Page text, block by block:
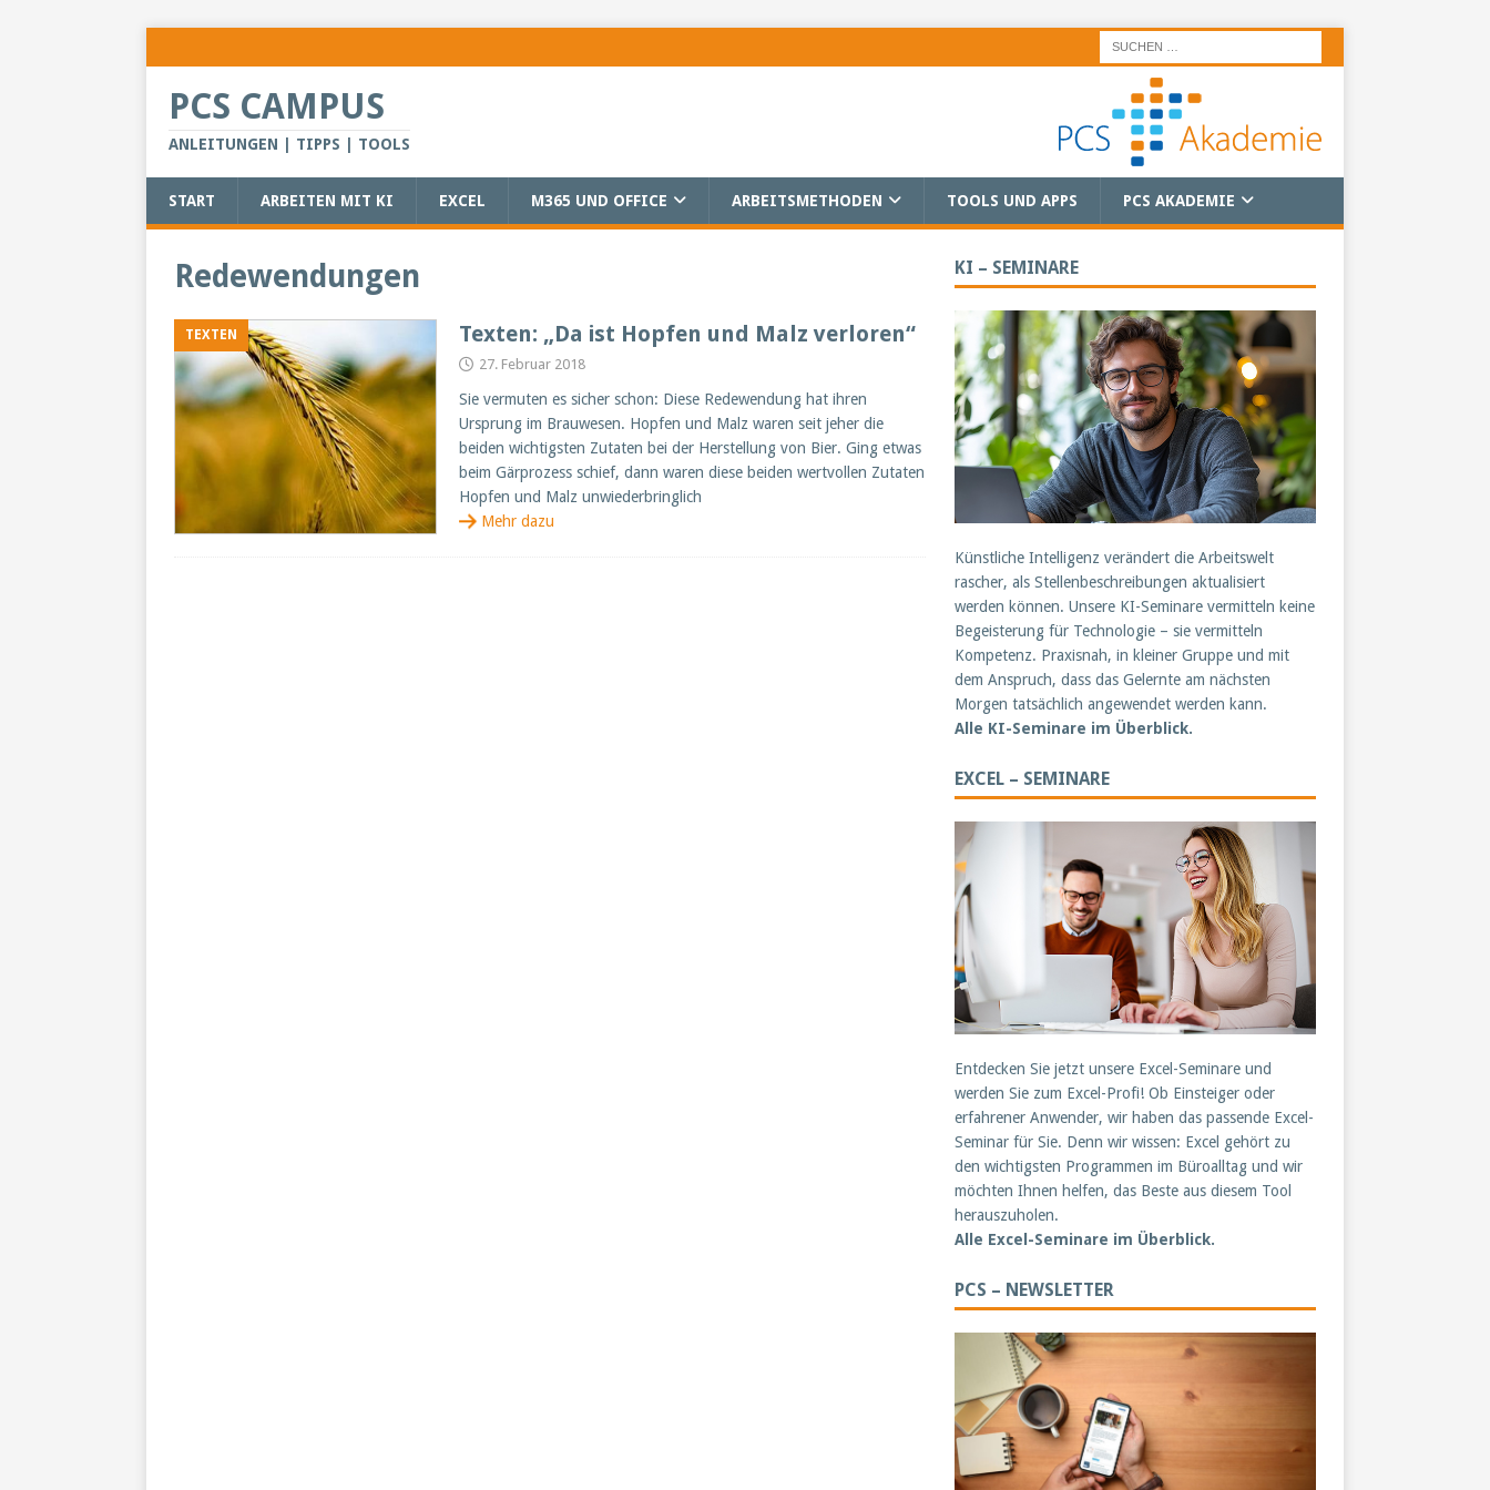
PCS CAMPUS
ANLEITUNGEN | TIPPS | TOOLS
START ARBEITEN MIT KI EXCEL M365 UND OFFICE ARBEITSMETHODEN TOOLS UND APPS PCS AKADEMIE
Redewendungen
TEXTEN Texten: „Da ist Hopfen und Malz verloren“
27. Februar 2018
Sie vermuten es sicher schon: Diese Redewendung hat ihren
Ursprung im Brauwesen. Hopfen und Malz waren seit jeher die
beiden wichtigsten Zutaten bei der Herstellung von Bier. Ging etwas
beim Gärprozess schief, dann waren diese beiden wertvollen Zutaten
Hopfen und Malz unwiederbringlich
Mehr dazu
KI – SEMINARE
Künstliche Intelligenz verändert die Arbeitswelt
rascher, als Stellenbeschreibungen aktualisiert
werden können. Unsere KI-Seminare vermitteln keine
Begeisterung für Technologie – sie vermitteln
Kompetenz. Praxisnah, in kleiner Gruppe und mit
dem Anspruch, dass das Gelernte am nächsten
Morgen tatsächlich angewendet werden kann.
Alle KI-Seminare im Überblick.
EXCEL – SEMINARE
Entdecken Sie jetzt unsere Excel-Seminare und
werden Sie zum Excel-Profi! Ob Einsteiger oder
erfahrener Anwender, wir haben das passende Excel-
Seminar für Sie. Denn wir wissen: Excel gehört zu
den wichtigsten Programmen im Büroalltag und wir
möchten Ihnen helfen, das Beste aus diesem Tool
herauszuholen.
Alle Excel-Seminare im Überblick.
PCS – NEWSLETTER